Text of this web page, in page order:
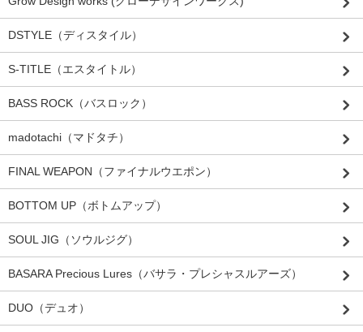
DSTYLE（ディスタイル）
S-TITLE（エスタイトル）
BASS ROCK（バスロック）
madotachi（マドタチ）
FINAL WEAPON（ファイナルウエポン）
BOTTOM UP（ボトムアップ）
SOUL JIG（ソウルジグ）
BASARA Precious Lures（バサラ・プレシャスルアーズ）
DUO（デュオ）